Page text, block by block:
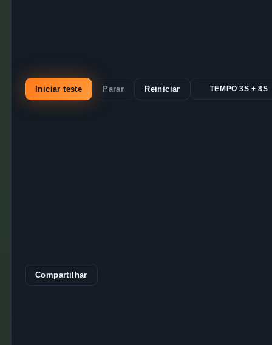
Iniciar teste Parar Reiniciar TEMPO 3S + 8S
Compartilhar